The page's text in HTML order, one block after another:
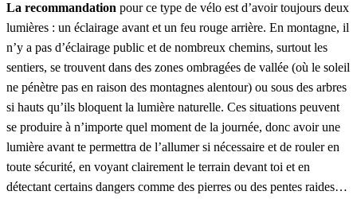
La recommandation pour ce type de vélo est d’avoir toujours deux
lumières : un éclairage avant et un feu rouge arrière. En montagne, il
n’y a pas d’éclairage public et de nombreux chemins, surtout les
sentiers, se trouvent dans des zones ombragées de vallée (où le soleil
ne pénètre pas en raison des montagnes alentour) ou sous des arbres
si hauts qu’ils bloquent la lumière naturelle. Ces situations peuvent
se produire à n’importe quel moment de la journée, donc avoir une
lumière avant te permettra de l’allumer si nécessaire et de rouler en
toute sécurité, en voyant clairement le terrain devant toi et en
détectant certains dangers comme des pierres ou des pentes raides…